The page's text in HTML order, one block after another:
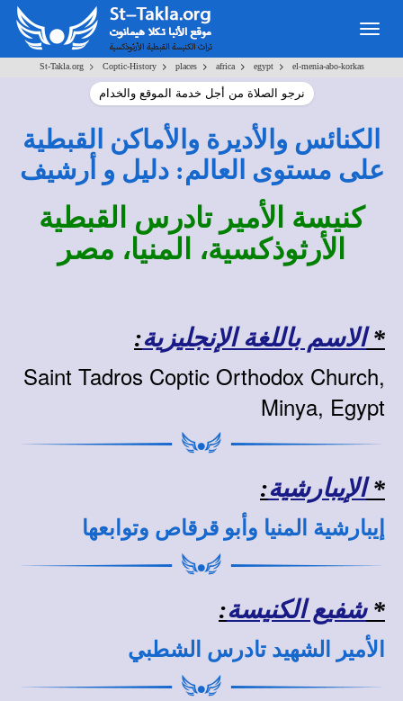
St-Takla.org> Coptic-History> places> africa> egypt> el-menia-abo-korkas
نرجو الصلاة من أجل خدمة الموقع والخدام
الكنائس والأديرة والأماكن القبطية
على مستوى العالم: دليل و أرشيف
كنيسة الأمير تادرس القبطية
الأرثوذكسية، المنيا، مصر
*الاسم باللغة الإنجليزية:
Saint Tadros Coptic Orthodox Church,
Minya, Egypt
*الإيبارشية:
إيبارشية المنيا وأبو قرقاص وتوابعها
*شفيع الكنيسة:
الأمير الشهيد تادرس الشطبي